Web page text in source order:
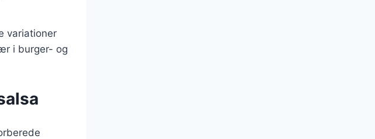
variationer
i burger- og